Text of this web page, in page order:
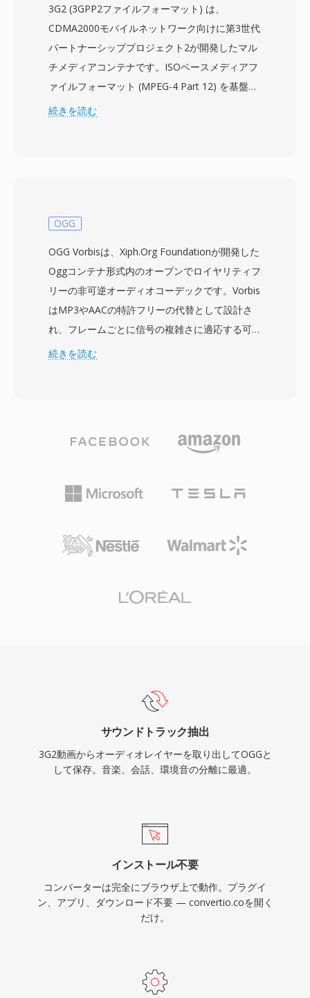
3G2 (3GPP2ファイルフォーマット) は、
CDMA2000モバイルネットワーク向けに第3世代
パートナーシッププロジェクト2が開発したマル
チメディアコンテナです。ISOベースメディアフ
ァイルフォーマット (MPEG-4 Part 12) を基盤と
し、H.263またはMPEG-4 Visualでエンコードさ
た。3G2ファイルは極めて低帯域幅の環境向けに
ートでも再生可能な画質を実現します。これによ
り、処理能力やストレージが限られたモバイル端
末での動画撮影に特に効率的です。コンテナは複
数のトラック、字幕用のタイムドテキスト、埋め
込みメタデータをサポートしています。大きな利
点の一つは、2000年代半ばのCDMA端末とのほ
ましたが、レガシーのモバイルコンテンツを扱う
場合やファイルサイズの最小化が最優先される状
続きを読む
OGG
OGG Vorbisは、Xiph.Org Foundationが開発した
Oggコンテナ形式内のオープンでロイヤリティフ
リーの非可逆オーディオコーデックです。Vorbis
はMP3やAACの特許フリーの代替として設計さ
れ、フレームごとに信号の複雑さに適応する可変
ビットレートエンコーディングと改良型離散コサ
ています。形式は8 kHzから192 kHzのサンプル
ノ音声からサラウンドミックスまで網羅します。
際立った利点はライセンス料の完全な不在です
ーム、ハードウェアメーカーはロイヤリティの懸
グコーデックとして使用していました。この形式
Firefox、Chrome、Androidはすべてネイティブ
続きを読む
サウンドトラック抽出
3G2動画からオーディオレイヤーを取り出してOGGと
して保存。音楽、会話、環境音の分離に最適。
インストール不要
コンバーターは完全にブラウザ上で動作。プラグイ
ン、アプリ、ダウンロード不要 — convertio.coを開く
だけ。